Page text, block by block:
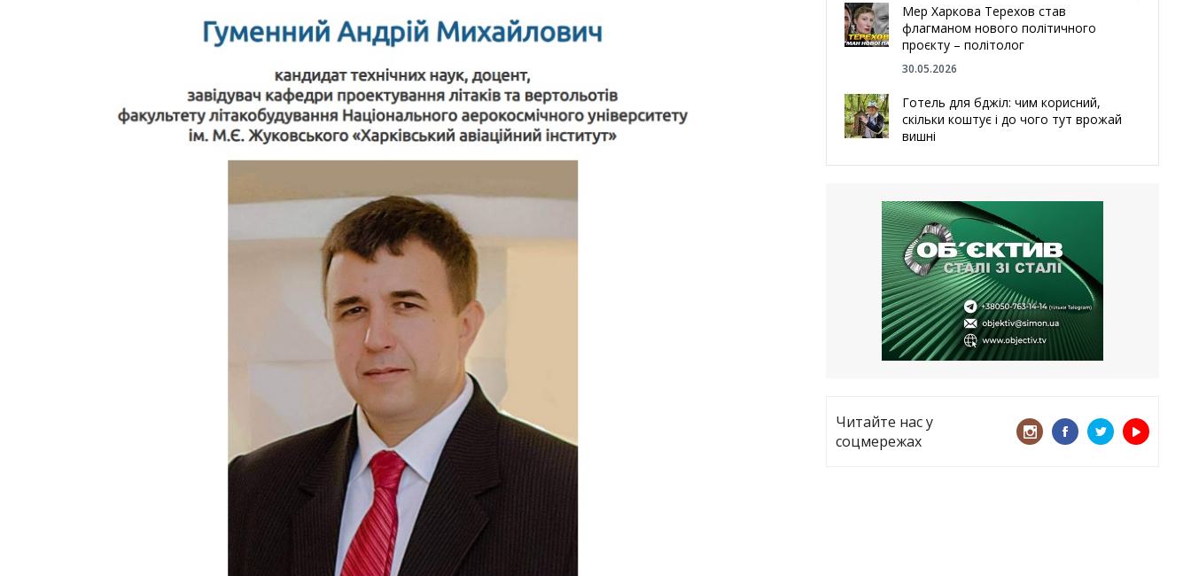
Мер Харкова Терехов став
флагманом нового політичного
проєкту – політолог
30.05.2026
Готель для бджіл: чим корисний,
скільки коштує і до чого тут врожай
вишні
Чугуєва, міста, яке встояло попри
все
21.05.2026
«ТЦК порушує закон? Нехай
платять!» Як завдяки штрафу жінку
виключили з обліку
15.05.2026
Читайте нас у
соцмережах